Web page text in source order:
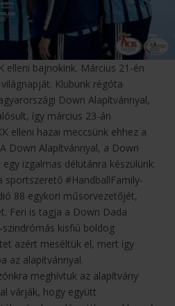
elleni bajnokink. Március 21-én
Klubunk régóta
Down Alapítvánnyal,
így március 23-án
elleni hazai meccsünk ehhez a
Down Alapítvánnyal, a Down
izgalmas délutánra készülünk.
sportszerető #HandballFamily-
88 egykori műsorvezetőjét,
Feri is tagja a Down Dada
kisfiú boldog
azért meséltük el, mert így
az alapítvánnyal.
meghívtuk az alapítvány
várják, hogy együtt